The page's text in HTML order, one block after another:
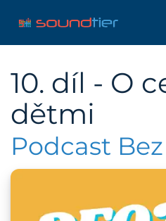
10. díl - O
dětmi
Podcast